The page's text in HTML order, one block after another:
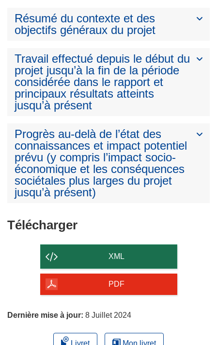
Résumé du contexte et des
objectifs généraux du projet
Travail effectué depuis le début du
projet jusqu’à la fin de la période
considérée dans le rapport et
principaux résultats atteints
jusqu’à présent
Progrès au-delà de l’état des
connaissances et impact potentiel
prévu (y compris l’impact socio-
économique et les conséquences
sociétales plus larges du projet
jusqu’à présent)
TéléchargerTélécharger
contenu
de
page
XML
PDF
Dernière mise à jour: 8 Juillet 2024